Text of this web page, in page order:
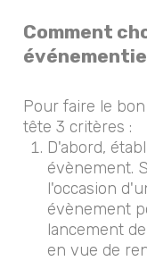
Comment
Pour faire le
tête 3 critères :
D'abord,
évènement.
l'occasion
évènement
lancement
en vue de